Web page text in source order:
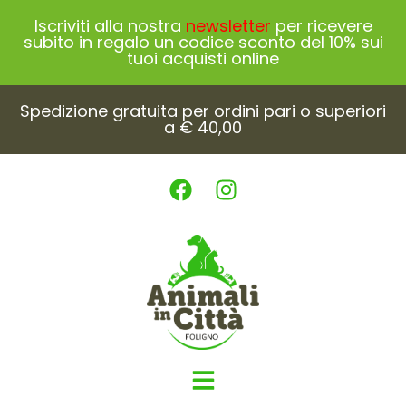
Iscriviti alla nostra newsletter per ricevere
subito in regalo un codice sconto del 10% sui
tuoi acquisti online
Spedizione gratuita per ordini pari o superiori
a € 40,00